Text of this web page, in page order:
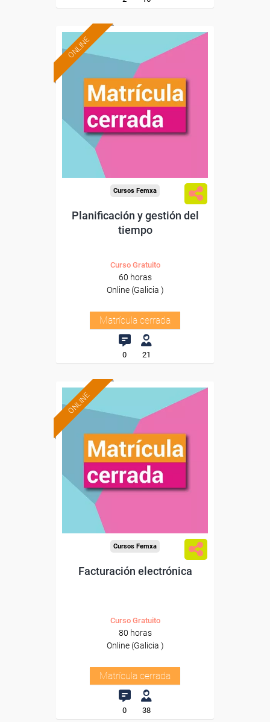
ONLINE
Cursos Femxa
Planificación y gestión del
tiempo
Curso Gratuito
60 horas
Online (Galicia )
Matrícula cerrada
0 21
ONLINE
Cursos Femxa
Facturación electrónica
Curso Gratuito
80 horas
Online (Galicia )
Matrícula cerrada
0 38